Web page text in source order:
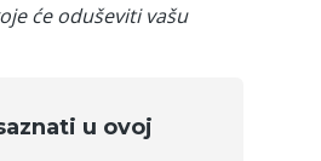
će oduševiti vašu
u ovoj